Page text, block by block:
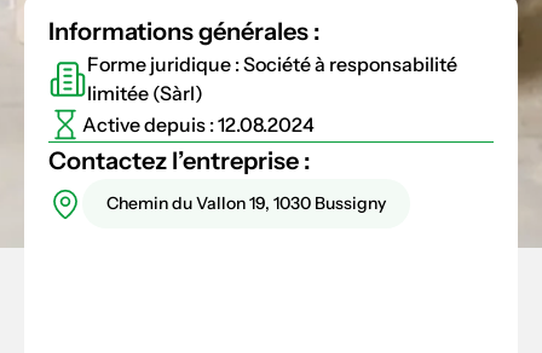
Informations générales :
Forme juridique : Société à responsabilité
limitée (Sàrl)
Active depuis : 12.08.2024
Contactez l’entreprise :
Chemin du Vallon 19, 1030 Bussigny